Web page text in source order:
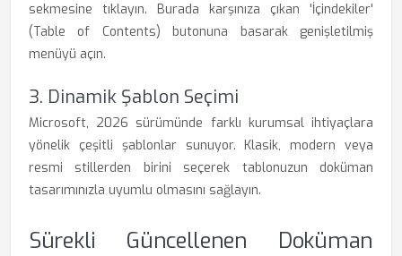
sekmesine tıklayın. Burada karşınıza çıkan 'İçindekiler'
(Table of Contents) butonuna basarak genişletilmiş
menüyü açın.
3. Dinamik Şablon Seçimi
Microsoft, 2026 sürümünde farklı kurumsal ihtiyaçlara
yönelik çeşitli şablonlar sunuyor. Klasik, modern veya
resmi stillerden birini seçerek tablonuzun doküman
tasarımınızla uyumlu olmasını sağlayın.
Sürekli Güncellenen Doküman